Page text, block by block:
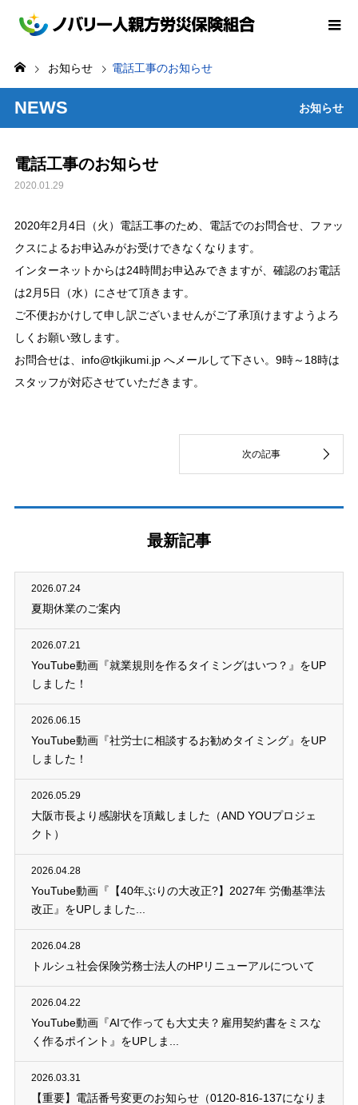
お知らせ 電話工事のお知らせ
NEWS お知らせ
電話工事のお知らせ
2020.01.29
2020年2月4日（火）電話工事のため、電話でのお問合せ、ファッ
クスによるお申込みがお受けできなくなります。
インターネットからは24時間お申込みできますが、確認のお電話
は2月5日（水）にさせて頂きます。
ご不便おかけして申し訳ございませんがご了承頂けますようよろ
しくお願い致します。
お問合せは、info@tkjikumi.jp へメールして下さい。9時～18時は
スタッフが対応させていただきます。
最新記事
2026.07.24
夏期休業のご案内
2026.07.21
YouTube動画『就業規則を作るタイミングはいつ？』をUP
しました！
2026.06.15
YouTube動画『社労士に相談するお勧めタイミング』をUP
しました！
2026.05.29
大阪市長より感謝状を頂戴しました（AND YOUプロジェ
クト）
2026.04.28
YouTube動画『【40年ぶりの大改正?】2027年 労働基準法
改正』をUPしました...
2026.04.28
トルシュ社会保険労務士法人のHPリニューアルについて
2026.04.22
YouTube動画『AIで作っても大丈夫？雇用契約書をミスな
く作るポイント』をUPしま...
2026.03.31
【重要】電話番号変更のお知らせ（0120-816-137になりま